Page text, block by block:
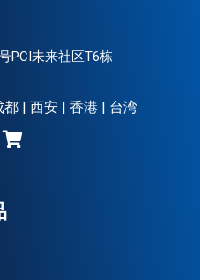
PCI未来社区T6栋
都 | 西安 | 香港 | 台湾